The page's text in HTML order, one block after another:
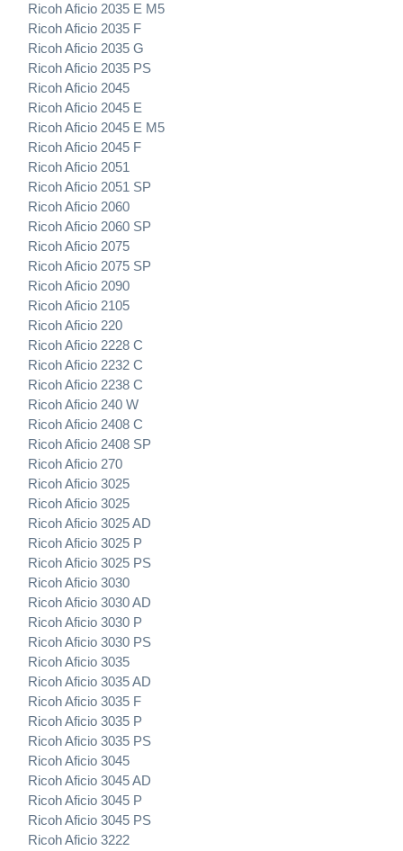
Ricoh Aficio 2035 E M5
Ricoh Aficio 2035 F
Ricoh Aficio 2035 G
Ricoh Aficio 2035 PS
Ricoh Aficio 2045
Ricoh Aficio 2045 E
Ricoh Aficio 2045 E M5
Ricoh Aficio 2045 F
Ricoh Aficio 2051
Ricoh Aficio 2051 SP
Ricoh Aficio 2060
Ricoh Aficio 2060 SP
Ricoh Aficio 2075
Ricoh Aficio 2075 SP
Ricoh Aficio 2090
Ricoh Aficio 2105
Ricoh Aficio 220
Ricoh Aficio 2228 C
Ricoh Aficio 2232 C
Ricoh Aficio 2238 C
Ricoh Aficio 240 W
Ricoh Aficio 2408 C
Ricoh Aficio 2408 SP
Ricoh Aficio 270
Ricoh Aficio 3025
Ricoh Aficio 3025
Ricoh Aficio 3025 AD
Ricoh Aficio 3025 P
Ricoh Aficio 3025 PS
Ricoh Aficio 3030
Ricoh Aficio 3030 AD
Ricoh Aficio 3030 P
Ricoh Aficio 3030 PS
Ricoh Aficio 3035
Ricoh Aficio 3035 AD
Ricoh Aficio 3035 F
Ricoh Aficio 3035 P
Ricoh Aficio 3035 PS
Ricoh Aficio 3045
Ricoh Aficio 3045 AD
Ricoh Aficio 3045 P
Ricoh Aficio 3045 PS
Ricoh Aficio 3222